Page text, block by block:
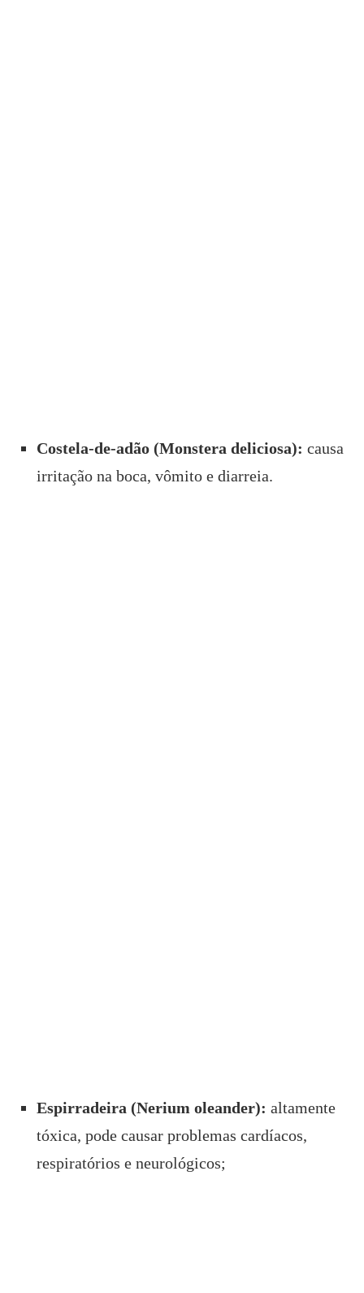
Costela-de-adão (Monstera deliciosa): causa
irritação na boca, vômito e diarreia.
Espirradeira (Nerium oleander): altamente
tóxica, pode causar problemas cardíacos,
respiratórios e neurológicos;